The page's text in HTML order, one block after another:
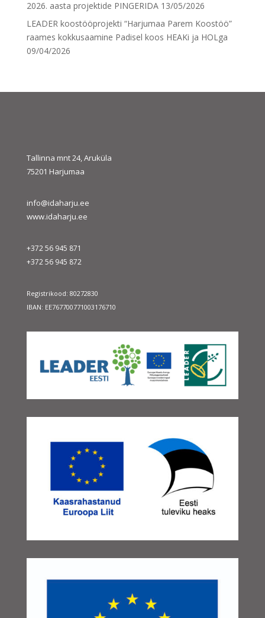
2026. aasta projektide PINGERIDA 13/05/2026
LEADER koostööprojekti “Harjumaa Parem Koostöö”
raames kokkusaamine Padisel koos HEAKi ja HOLga
09/04/2026
Tallinna mnt 24, Aruküla
75201 Harjumaa
info@idaharju.ee
www.idaharju.ee
+372 56 945 871
+372 56 945 872
Registrikood: 80272830
IBAN: EE767700771003176710